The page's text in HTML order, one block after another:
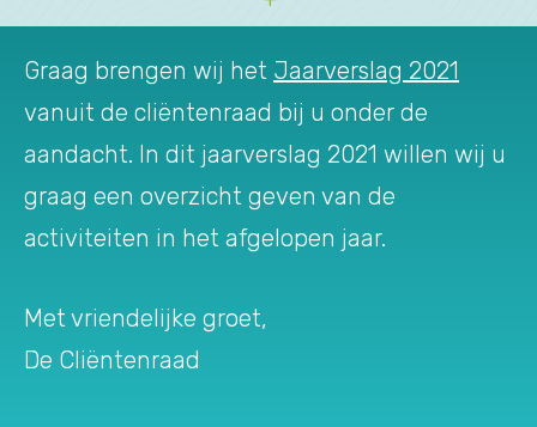
Graag brengen wij het Jaarverslag 2021
vanuit de cliëntenraad bij u onder de
aandacht. In dit jaarverslag 2021 willen wij u
graag een overzicht geven van de
activiteiten in het afgelopen jaar.
Met vriendelijke groet,
De Cliëntenraad